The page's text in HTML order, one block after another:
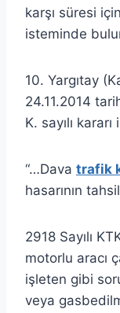
karşı süresi
isteminde
10. Yargıtay
24.11.2014
K. sayılı kararı
“…Dava trafik
hasarının
2918 Sayılı
motorlu aracı
işleten gibi
veya